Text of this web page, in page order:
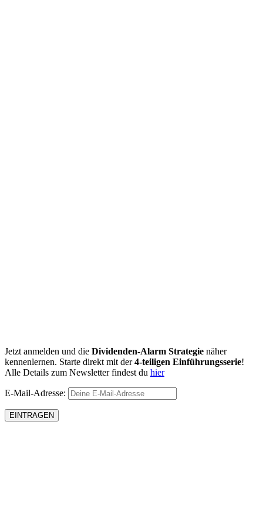
Jetzt anmelden und die Dividenden-Alarm Strategie näher
kennenlernen. Starte direkt mit der4-teiligen Einführungsserie!
Alle Details zum Newsletter findest du hier
E-Mail-Adresse: